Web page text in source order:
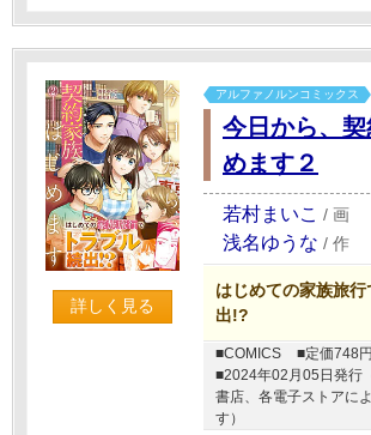
詳しく見る
アルファノルンコミックス
今日から、
めます２
若村まいこ / 画
浅名ゆうな / 作
はじめての家族旅
出!?
■COMICS
■定価748
■2024年02月05日発行
書店、各電子ストアに
す）